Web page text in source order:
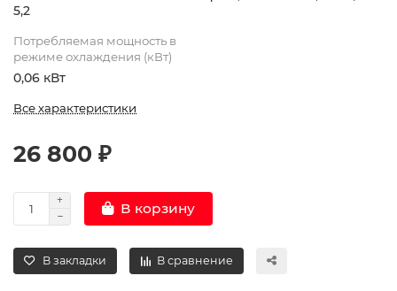
5,2
Потребляемая мощность в
режиме охлаждения (кВт)
0,06 кВт
Все характеристики
26 800 ₽
В корзину
В закладки В сравнение